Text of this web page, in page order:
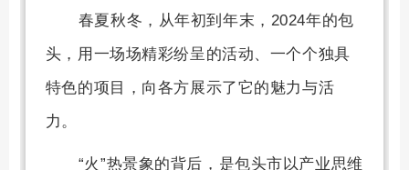
春夏秋冬，从年初到年末，2024年的包
头，用一场场精彩纷呈的活动、一个个独具
特色的项目，向各方展示了它的魅力与活
力。
“火”热景象的背后，是包头市以产业思维